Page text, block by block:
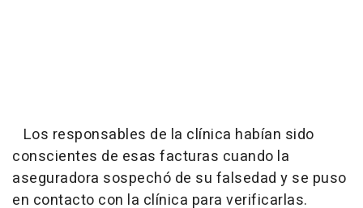
Los responsables de la clínica habían sido
conscientes de esas facturas cuando la
aseguradora sospechó de su falsedad y se puso
en contacto con la clínica para verificarlas.